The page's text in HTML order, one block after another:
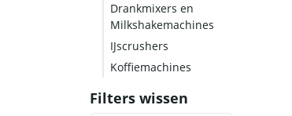
Drankmixers en
Milkshakemachines
IJscrushers
Koffiemachines
Filters wissen